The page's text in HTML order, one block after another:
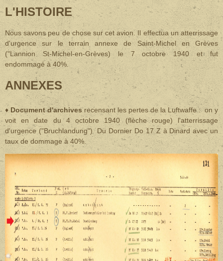
L'HISTOIRE
Nous savons peu de chose sur cet avion. Il effectua un atterrissage
d'urgence sur le terrain annexe de Saint-Michel en Grèves
("Lannion St-Michel-en-Grèves) le 7 octobre 1940 et fut
endommagé à 40%.
ANNEXES
♦Document d'archivesrecensant les pertes de la Luftwaffe : on y
voit en date du 4 octobre 1940 (flèche rouge) l'atterrissage
d'urgence ("Bruchlandung") Du Dornier Do 17 Z à Dinard avec un
taux de dommage à 40%.